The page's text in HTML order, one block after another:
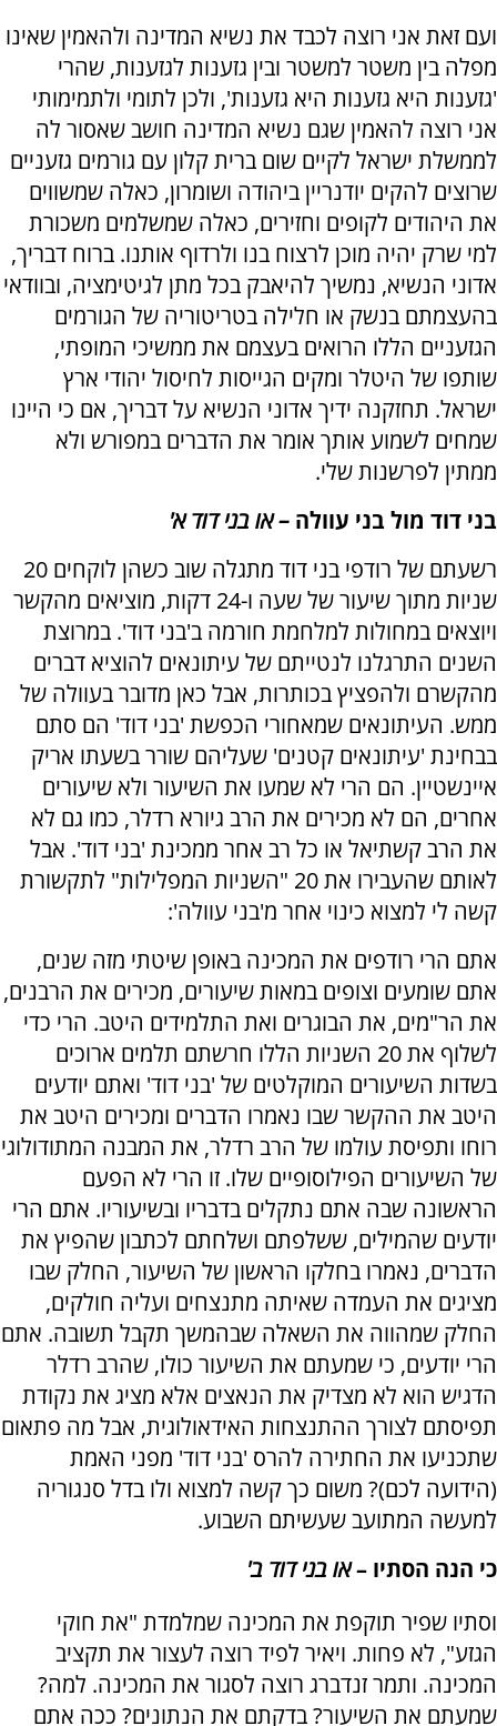
ועם זאת אני רוצה לכבד את נשיא המדינה ולהאמין שאינו
מפלה בין משטר למשטר ובין גזענות לגזענות, שהרי
'גזענות היא גזענות היא גזענות', ולכן לתומי ולתמימותי
אני רוצה להאמין שגם נשיא המדינה חושב שאסור לה
לממשלת ישראל לקיים שום ברית קלון עם גורמים גזעניים
שרוצים להקים יודנריין ביהודה ושומרון, כאלה שמשווים
את היהודים לקופים וחזירים, כאלה שמשלמים משכורת
למי שרק יהיה מוכן לרצוח בנו ולרדוף אותנו. ברוח דבריך,
אדוני הנשיא, נמשיך להיאבק בכל מתן לגיטימציה, ובוודאי
בהעצמתם בנשק או חלילה בטריטוריה של הגורמים
הגזעניים הללו הרואים בעצמם את ממשיכי המופתי,
שותפו של היטלר ומקים הגייסות לחיסול יהודי ארץ
ישראל. תחזקנה ידיך אדוני הנשיא על דבריך, אם כי היינו
שמחים לשמוע אותך אומר את הדברים במפורש ולא
ממתין לפרשנות שלי.
בני דוד מול בני עוולה – או בני דוד א'
רשעתם של רודפי בני דוד מתגלה שוב כשהן לוקחים 20
שניות מתוך שיעור של שעה ו-24 דקות, מוציאים מהקשר
ויוצאים במחולות למלחמת חורמה ב'בני דוד'. במרוצת
השנים התרגלנו לנטייתם של עיתונאים להוציא דברים
מהקשרם ולהפציץ בכותרות, אבל כאן מדובר בעוולה של
ממש. העיתונאים שמאחורי הכפשת 'בני דוד' הם סתם
בבחינת 'עיתונאים קטנים' שעליהם שורר בשעתו אריק
איינשטיין. הם הרי לא שמעו את השיעור ולא שיעורים
אחרים, הם לא מכירים את הרב גיורא רדלר, כמו גם לא
את הרב קשתיאל או כל רב אחר ממכינת 'בני דוד'. אבל
לאותם שהעבירו את 20 "השניות המפלילות" לתקשורת
קשה לי למצוא כינוי אחר מ'בני עוולה':
אתם הרי רודפים את המכינה באופן שיטתי מזה שנים,
אתם שומעים וצופים במאות שיעורים, מכירים את הרבנים,
את הר"מים, את הבוגרים ואת התלמידים היטב. הרי כדי
לשלוף את 20 השניות הללו חרשתם תלמים ארוכים
בשדות השיעורים המוקלטים של 'בני דוד' ואתם יודעים
היטב את ההקשר שבו נאמרו הדברים ומכירים היטב את
רוחו ותפיסת עולמו של הרב רדלר, את המבנה המתודולוגי
של השיעורים הפילוסופיים שלו. זו הרי לא הפעם
הראשונה שבה אתם נתקלים בדבריו ובשיעוריו. אתם הרי
יודעים שהמילים, ששלפתם ושלחתם לכתבון שהפיץ את
הדברים, נאמרו בחלקו הראשון של השיעור, החלק שבו
מציגים את העמדה שאיתה מתנצחים ועליה חולקים,
החלק שמהווה את השאלה שבהמשך תקבל תשובה. אתם
הרי יודעים, כי שמעתם את השיעור כולו, שהרב רדלר
הדגיש הוא לא מצדיק את הנאצים אלא מציג את נקודת
תפיסתם לצורך ההתנצחות האידאולוגית, אבל מה פתאום
שתכניעו את החתירה להרס 'בני דוד' מפני האמת
(הידועה לכם)? משום כך קשה למצוא ולו בדל סנגוריה
למעשה המתועב שעשיתם השבוע.
כי הנה הסתיו –או בני דוד ב'
וסתיו שפיר תוקפת את המכינה שמלמדת "את חוקי
הגזע", לא פחות. ויאיר לפיד רוצה לעצור את תקציב
המכינה. ותמר זנדברג רוצה לסגור את המכינה. למה?
שמעתם את השיעור? בדקתם את הנתונים? ככה אתם